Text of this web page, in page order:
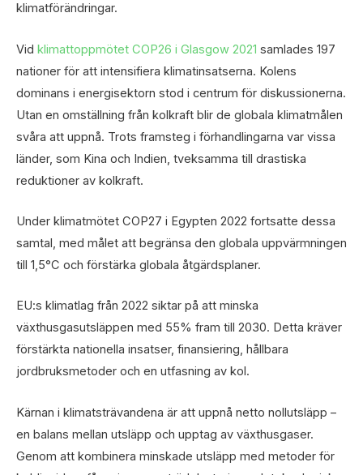
klimatförändringar.
Vid klimattoppmötet COP26 i Glasgow 2021 samlades 197
nationer för att intensifiera klimatinsatserna. Kolens
dominans i energisektorn stod i centrum för diskussionerna.
Utan en omställning från kolkraft blir de globala klimatmålen
svåra att uppnå. Trots framsteg i förhandlingarna var vissa
länder, som Kina och Indien, tveksamma till drastiska
reduktioner av kolkraft.
Under klimatmötet COP27 i Egypten 2022 fortsatte dessa
samtal, med målet att begränsa den globala uppvärmningen
till 1,5°C och förstärka globala åtgärdsplaner.
EU:s klimatlag från 2022 siktar på att minska
växthusgasutsläppen med 55% fram till 2030. Detta kräver
förstärkta nationella insatser, finansiering, hållbara
jordbruksmetoder och en utfasning av kol.
Kärnan i klimatsträvandena är att uppnå netto nollutsläpp –
en balans mellan utsläpp och upptag av växthusgaser.
Genom att kombinera minskade utsläpp med metoder för